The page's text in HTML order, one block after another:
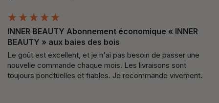
INNER BEAUTY Abonnement économique « INNER
BEAUTY » aux baies des bois
Le goût est excellent, et je n'ai pas besoin de passer une
nouvelle commande chaque mois. Les livraisons sont
toujours ponctuelles et fiables. Je recommande vivement.